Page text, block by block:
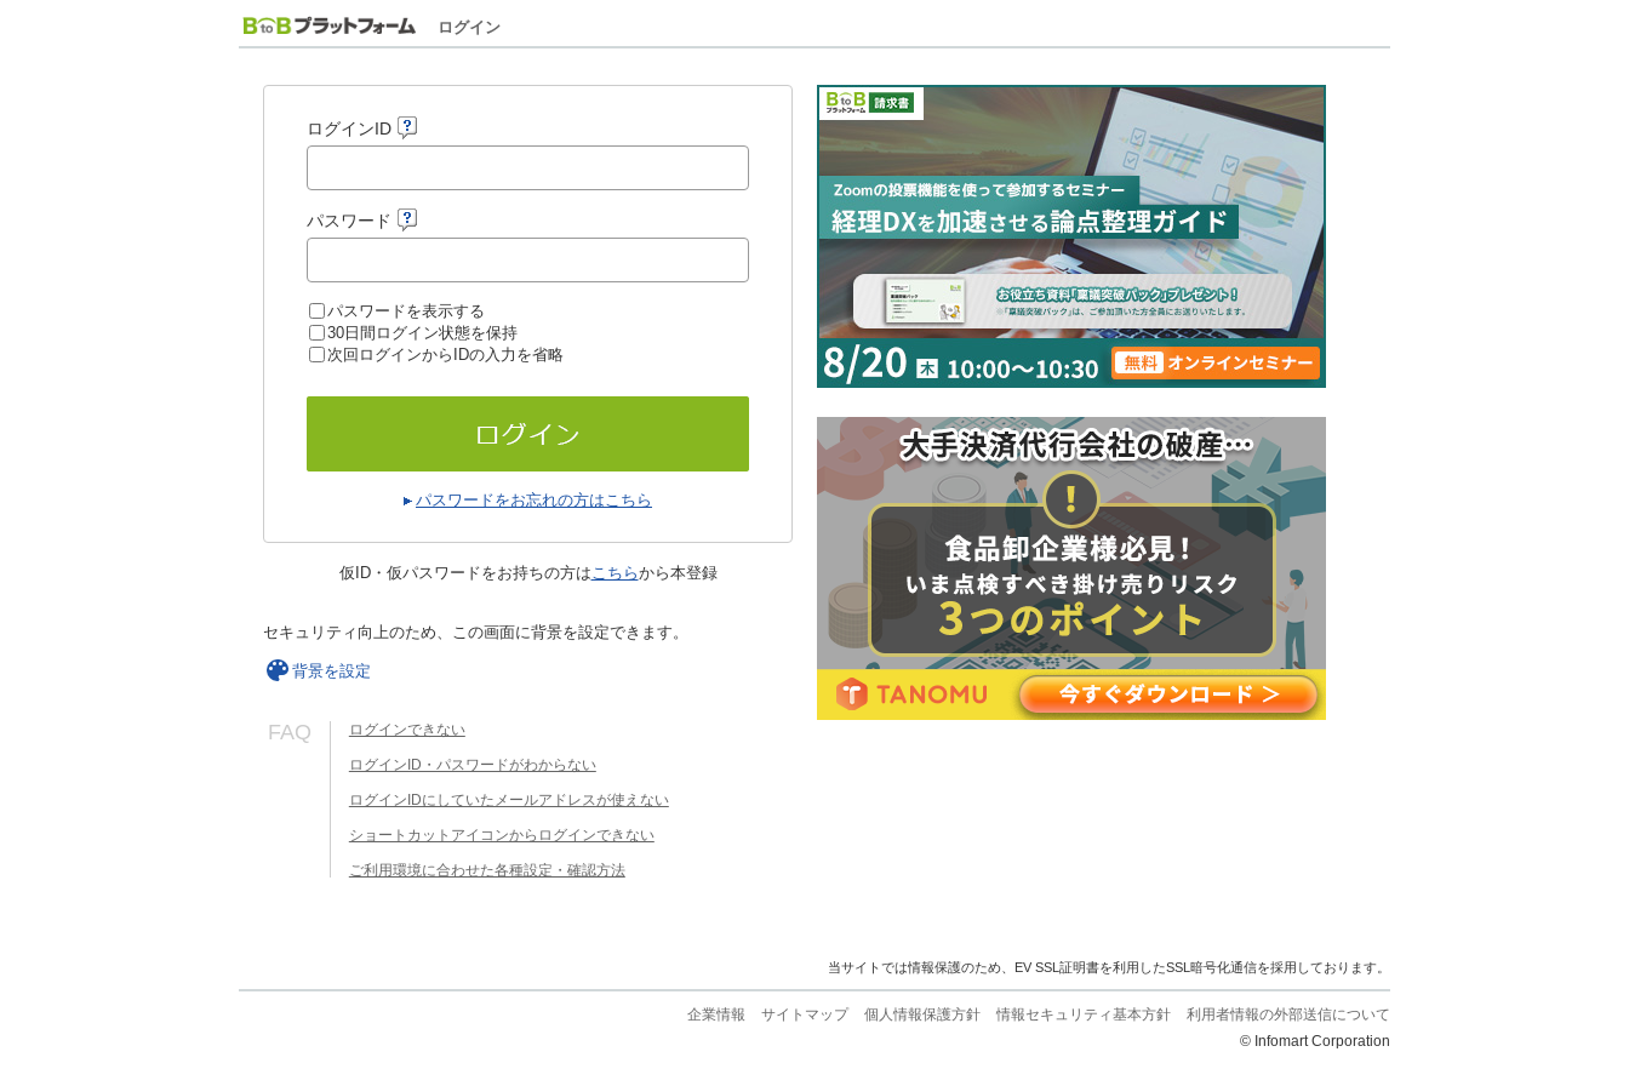
ログイン
ログインID
パスワード
パスワードを表示する
30日間ログイン状態を保持
次回ログインからIDの入力を省略
パスワードをお忘れの方はこちら
仮ID・仮パスワードをお持ちの方はこちらから本登録
セキュリティ向上のため、この画面に背景を設定できます。
背景を設定
FAQ ログインできない
ログインID・パスワードがわからない
ログインIDにしていたメールアドレスが使えない
ショートカットアイコンからログインできない
ご利用環境に合わせた各種設定・確認方法
当サイトでは情報保護のため、EV SSL証明書を利用したSSL暗号化通信を採用しております。
企業情報 サイトマップ 個人情報保護方針 情報セキュリティ基本方針
利用者情報の外部送信について
© Infomart Corporation